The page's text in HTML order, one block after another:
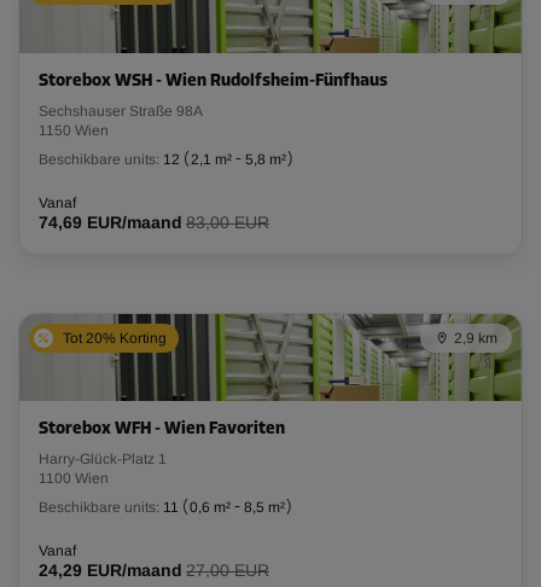
Storebox WSH - Wien Rudolfsheim-Fünfhaus
Sechshauser Straße 98A
1150 Wien
Beschikbare units: 12 (2,1 m² - 5,8 m²)
Vanaf
74,69 EUR/maand 83,00 EUR
Tot 20% Korting 2,9 km
Storebox WFH - Wien Favoriten
Harry-Glück-Platz 1
1100 Wien
Beschikbare units: 11 (0,6 m² - 8,5 m²)
Vanaf
24,29 EUR/maand 27,00 EUR